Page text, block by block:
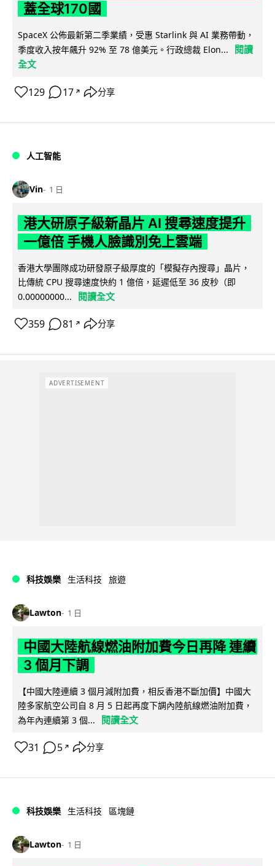
蓋全球170國
SpaceX 公佈最新第二季業績，受惠 Starlink 與 AI 業務帶動，
季度收入按年飆升 92% 至 78 億美元。行政總裁 Elon...
閱讀
全文
129 17 ↗ 分享
人工智能
Vin 1 日
港大研原子級新晶片 AI 搜尋速度提升
一億倍 手機人臉識別免上雲端
香港大學團隊成功研發原子級厚度的「模擬存內搜尋」晶片，
比傳統 CPU 搜尋速度快約 1 億倍，延遲低至 36 皮秒（即
0.00000000...
閱讀全文
359 81 ↗ 分享
ADVERTISEMENT
科技娛樂 生活科技 旅遊
Lawton 1 日
中國大陸航線燃油附加費今日再降 連續
3 個月下調
【中國大陸連續 3 個月減附加費，相反香港不斷加價】中國大
陸多家航空公司自 8 月 5 日起再度下調內陸航線燃油附加費，
為年內連續第 3 個...
閱讀全文
31 5 ↗ 分享
科技娛樂 生活科技 區塊鏈
Lawton 1 日